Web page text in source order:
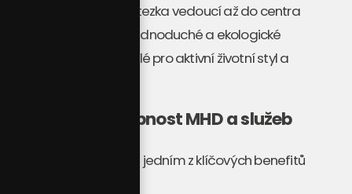
cyklostezka vedoucí až do centra
, což umožňuje jednoduché a ekologické
spojení bez auta – skvělé pro aktivní životní styl a
Komfortní dostupnost MHD a služeb
Dopravní dostupnost je jedním z klíčových benefitů